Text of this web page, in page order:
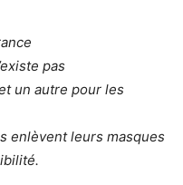
pas
un autre pour les
enlèvent leurs masques